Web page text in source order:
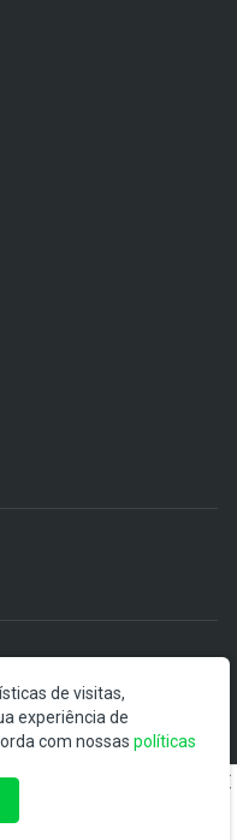
cunho jornalístico, que
Nossas
como boletins
e não como uma
de visitas,
experiência de
com nossas políticas